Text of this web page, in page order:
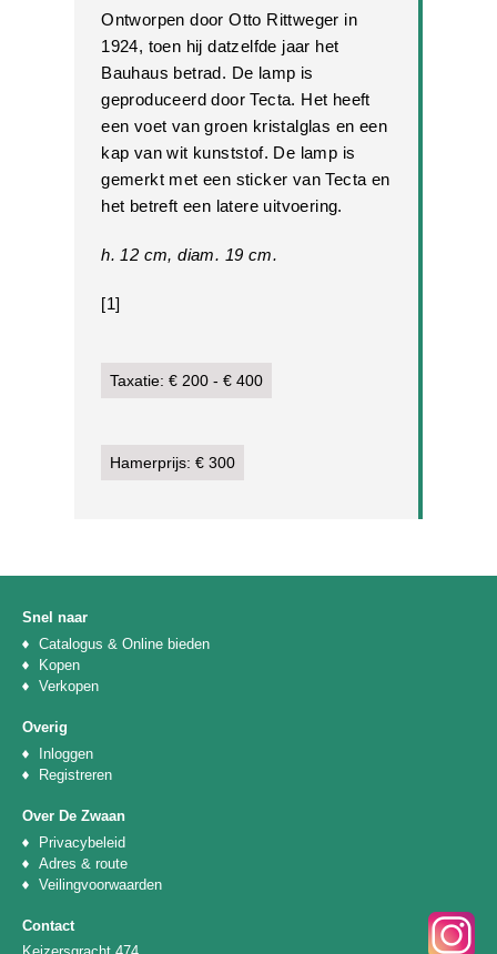
Ontworpen door Otto Rittweger in
1924, toen hij datzelfde jaar het
Bauhaus betrad. De lamp is
geproduceerd door Tecta. Het heeft
een voet van groen kristalglas en een
kap van wit kunststof. De lamp is
gemerkt met een sticker van Tecta en
het betreft een latere uitvoering.
h. 12 cm, diam. 19 cm.
[1]
Taxatie: € 200 - € 400
Hamerprijs: € 300
Snel naar
Catalogus & Online bieden
Kopen
Verkopen
Overig
Inloggen
Registreren
Over De Zwaan
Privacybeleid
Adres & route
Veilingvoorwaarden
Contact
Keizersgracht 474